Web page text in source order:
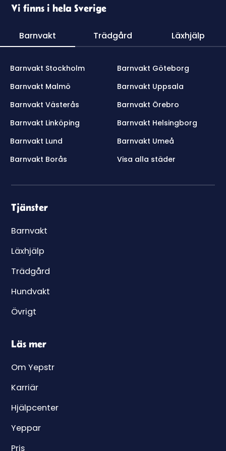
Vi finns i hela Sverige
Barnvakt Trädgård Läxhjälp
Barnvakt Stockholm
Barnvakt Göteborg
Barnvakt Malmö
Barnvakt Uppsala
Barnvakt Västerås
Barnvakt Örebro
Barnvakt Linköping
Barnvakt Helsingborg
Barnvakt Lund
Barnvakt Umeå
Barnvakt Borås
Visa alla städer
Tjänster
Barnvakt
Läxhjälp
Trädgård
Hundvakt
Övrigt
Läs mer
Om Yepstr
Karriär
Hjälpcenter
Yeppar
Pris